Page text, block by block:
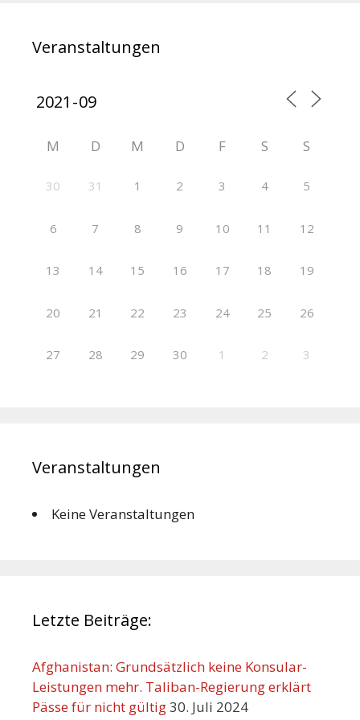
Veranstaltungen
M D M D F S S
30 31 1 2 3 4 5
6 7 8 9 10 11 12
13 14 15 16 17 18 19
20 21 22 23 24 25 26
27 28 29 30 1 2 3
Veranstaltungen
Keine Veranstaltungen
Letzte Beiträge:
Afghanistan: Grundsätzlich keine Konsular-
Leistungen mehr. Taliban-Regierung erklärt
Pässe für nicht gültig30. Juli 2024